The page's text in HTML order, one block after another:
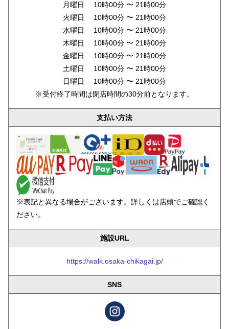
月曜日 10時00分 〜 21時00分
火曜日 10時00分 〜 21時00分
水曜日 10時00分 〜 21時00分
木曜日 10時00分 〜 21時00分
金曜日 10時00分 〜 21時00分
土曜日 10時00分 〜 21時00分
日曜日 10時00分 〜 21時00分
※受付終了時間は閉店時間の30分前となります。
支払い方法
※表記と異なる場合がございます。詳しくは店頭でご確認く
ださい。
施設URL
https://walk.osaka-chikagai.jp/
SNS